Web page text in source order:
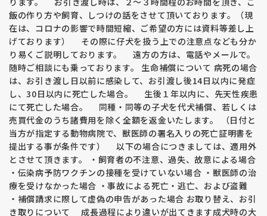
飯の作り方や飼育、しつけの話をさせて頂いております。（現
在は、コロナの影響で時間短縮、ご希望の方には資料等差し上
げております） その際に仔犬を扱う上での注意点なども分か
り易くご説明しております。 遠方の方は、電話やメールで。
随時ご相談にも乗っております。 生命補償について 病死の場合
は、お引き渡し日以前に感染して、お引渡し後14日以内に発症
し、30日以内に死亡した場合。 生後１年以内に、先天性疾患
にて死亡した場合。 同種・同等の子犬を代犬補償、若しくは
売買代金のうち諸費用を除く全額を返金いたします。 （日付と
当方が指定する動物病院で、獣医師の署名入りの死亡証明書を
提出する事が条件です） 以下の場合につきましては、適用外
とさせて頂きます。 ・飼育者の不注意、過失、故意による場合
・伝染病予防ワクチンの接種を受けていない場合 ・獣医師の治
療を受けなかった場合 ・事故による死亡・逃亡、および盗難
・補償請求に際して虚偽の申告があった場合 お取り替え、お引
き取りについて 成長過程により違いが出てきます成犬時の大